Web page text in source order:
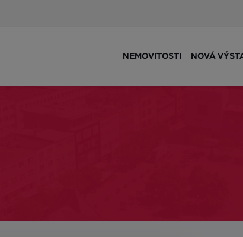
NEMOVITOSTI NOVÁ